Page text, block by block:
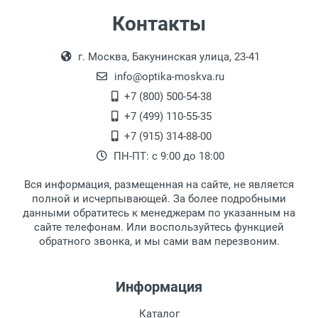
Самовывоз.
Оплата товара производится
наличными непосредственно на пункте
выдачи товара.
Перечисление средств на расчетный счет.
18:00, по субботам с 11:00 до 15:00, в
офисе по адресу: г. Москва,
Переведеновский переулок 17, корпус 1,
второй этаж, тел. +7 (499) 110-55-35.
После того, как заказ поступает в пункт
выдачи, наш менеджер связывается с
клиентом и оповещает о поступлении
товара.
Для получения товара при себе
обязательно иметь паспорт.
Заказ необходимо забрать в течение 3
рабочих дней с момента поступления на
дополнительных расходов за хранение
Контакты
г. Москва, Бакунинская улица, 23-41
info@optika-moskva.ru
+7 (800) 500-54-38
+7 (499) 110-55-35
+7 (915) 314-88-00
ПН-ПТ: с 9:00 до 18:00
Вся информация, размещенная на сайте, не является
полной и исчерпывающей. За более подробными
данными обратитесь к менеджерам по указанным на
сайте телефонам. Или воспользуйтесь функцией
обратного звонка, и мы сами вам перезвоним.
Информация
Каталог